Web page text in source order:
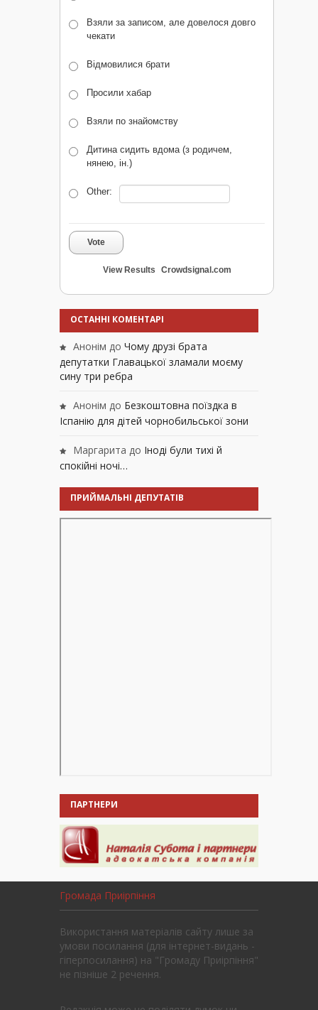
Взяли за записом, але довелося довго
чекати
Відмовилися брати
Просили хабар
Взяли по знайомству
Дитина сидить вдома (з родичем,
нянею, ін.)
Other:
Vote
View Results Crowdsignal.com
ОСТАННІ КОМЕНТАРІ
Анонім до Чому друзі брата
депутатки Главацької зламали моєму
сину три ребра
Анонім до Безкоштовна поїздка в
Іспанію для дітей чорнобильської зони
Маргарита до Іноді були тихі й
спокійні ночі…
ПРИЙМАЛЬНІ ДЕПУТАТІВ
ПАРТНЕРИ
Громада Приірпіння
Використання матеріалів сайту лише за
умови посилання (для інтернет-видань -
гіперпосилання) на "Громаду Приірпіння"
не пізніше 2 речення.